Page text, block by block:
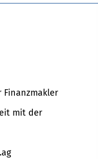
Finanzmakler
mit der